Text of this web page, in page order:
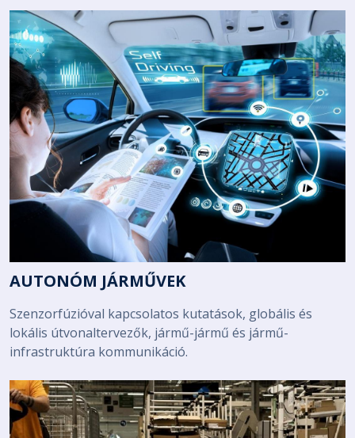
AUTONÓM JÁRMŰVEK
Szenzorfúzióval kapcsolatos kutatások, globális és
lokális útvonaltervezők, jármű-jármű és jármű-
infrastruktúra kommunikáció.